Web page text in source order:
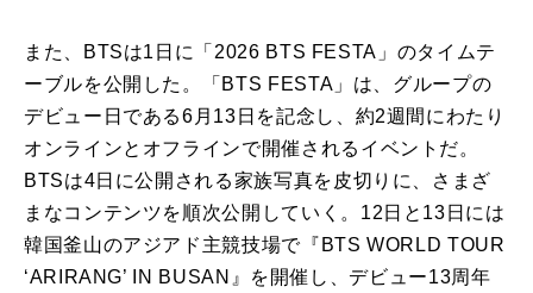
また、BTSは1日に「2026 BTS FESTA」のタイムテ
ーブルを公開した。「BTS FESTA」は、グループの
デビュー日である6月13日を記念し、約2週間にわたり
オンラインとオフラインで開催されるイベントだ。
BTSは4日に公開される家族写真を皮切りに、さまざ
まなコンテンツを順次公開していく。12日と13日には
韓国釜山のアジアド主競技場で『BTS WORLD TOUR
‘ARIRANG’ IN BUSAN』を開催し、デビュー13周年